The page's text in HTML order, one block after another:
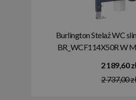
Burlington Stelaż WC
BR_WCF114X50R W
2 189,60
2 737,00